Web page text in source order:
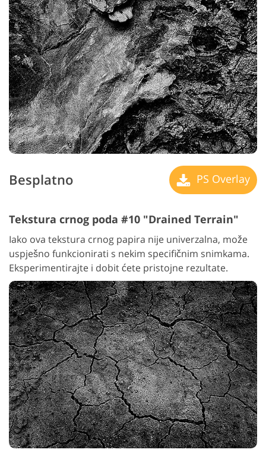
Besplatno PS Overlay
Tekstura crnog poda #10 "Drained Terrain"
Iako ova tekstura crnog papira nije univerzalna, može
uspješno funkcionirati s nekim specifičnim snimkama.
Eksperimentirajte i dobit ćete pristojne rezultate.